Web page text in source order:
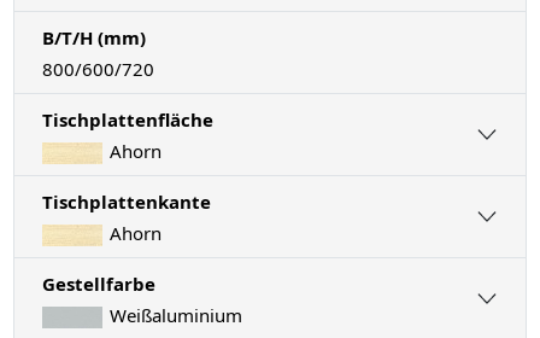
B/T/H (mm)
800/600/720
Tischplattenfläche
Ahorn
Tischplattenkante
Ahorn
Gestellfarbe
Weißaluminium